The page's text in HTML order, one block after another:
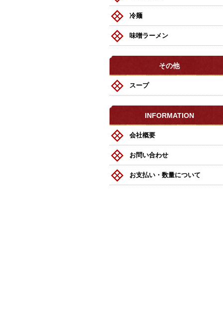
冷麺
味噌ラーメン
その他
スープ
INFORMATION
会社概要
お問い合わせ
お支払い・数量について